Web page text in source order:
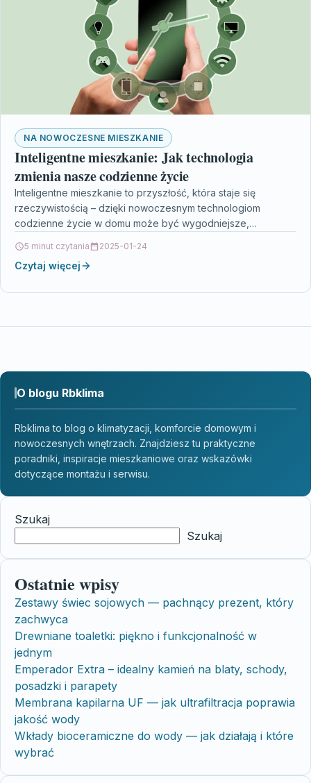
NA NOWOCZESNE MIESZKANIE
Inteligentne mieszkanie: Jak technologia
zmienia nasze codzienne życie
Inteligentne mieszkanie to przyszłość, która staje się
rzeczywistością – dzięki nowoczesnym technologiom
codzienne życie w domu może być wygodniejsze,
5 minut czytania 2025-01-24
Czytaj więcej
O blogu Rbklima
Rbklima to blog o klimatyzacji, komforcie domowym i
nowoczesnych wnętrzach. Znajdziesz tu praktyczne
poradniki, inspiracje mieszkaniowe oraz wskazówki
dotyczące montażu i serwisu.
Szukaj
Szukaj
Ostatnie wpisy
Zestawy świec sojowych — pachnący prezent, który
zachwyca
Drewniane toaletki: piękno i funkcjonalność w
jednym
Emperador Extra – idealny kamień na blaty, schody,
posadzki i parapety
Membrana kapilarna UF — jak ultrafiltracja poprawia
jakość wody
Wkłady bioceramiczne do wody — jak działają i które
wybrać